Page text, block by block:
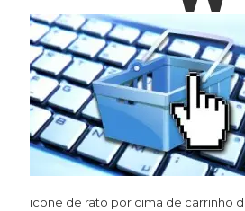
icone de rato por cima de carrinho